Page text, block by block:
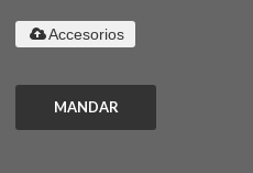
Accesorios
MANDAR